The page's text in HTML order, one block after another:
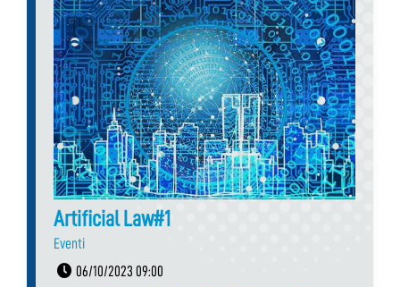
Artificial Law#1
Eventi
06/10/2023 09:00